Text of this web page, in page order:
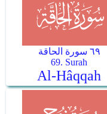
٦٩ سورة الحاقة
69. Surah
Al-Hâqqah